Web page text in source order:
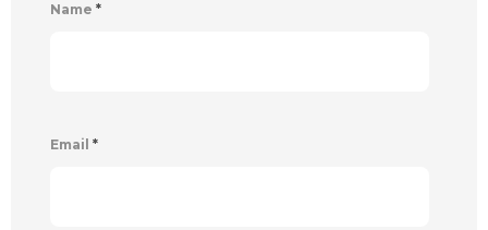
Name *
Email *